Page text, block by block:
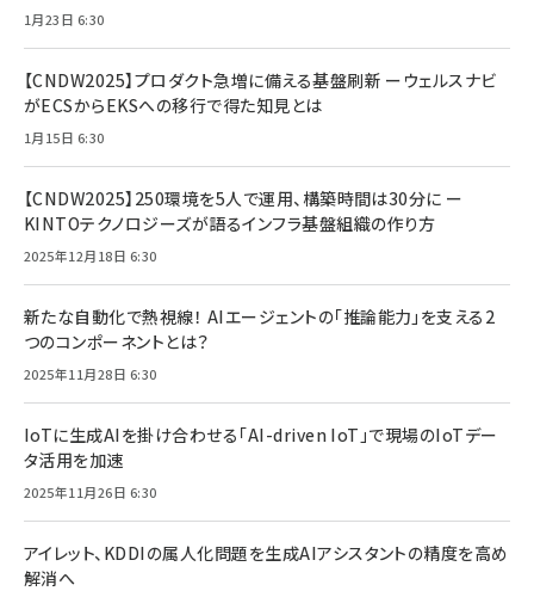
1月23日 6:30
【CNDW2025】プロダクト急増に備える基盤刷新 ーウェルスナビ
がECSからEKSへの移行で得た知見とは
1月15日 6:30
【CNDW2025】250環境を5人で運用、構築時間は30分に ー
KINTOテクノロジーズが語るインフラ基盤組織の作り方
2025年12月18日 6:30
新たな自動化で熱視線！ AIエージェントの「推論能力」を支える2
つのコンポーネントとは？
2025年11月28日 6:30
IoTに生成AIを掛け合わせる「AI-driven IoT」で現場のIoTデー
タ活用を加速
2025年11月26日 6:30
アイレット、KDDIの属人化問題を生成AIアシスタントの精度を高め
解消へ